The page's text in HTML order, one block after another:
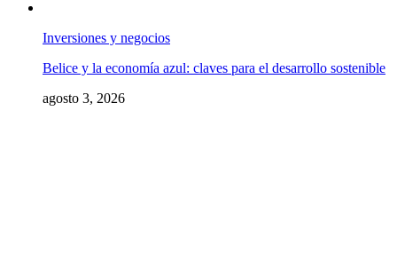
Inversiones y negocios
Belice y la economía azul: claves para el desarrollo sostenible
agosto 3, 2026